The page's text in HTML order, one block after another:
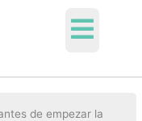
de empezar la